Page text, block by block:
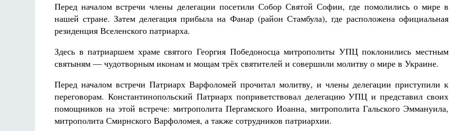
Перед началом встречи члены делегации посетили Собор Святой Софии, где помолились о мире в
нашей стране. Затем делегация прибыла на Фанар (район Стамбула), где расположена официальная
резиденция Вселенского патриарха.
Здесь в патриаршем храме святого Георгия Победоносца митрополиты УПЦ поклонились местным
святыням — чудотворным иконам и мощам трёх святителей и совершили молитву о мире в Украине.
Перед началом встречи Патриарх Варфоломей прочитал молитву, и члены делегации приступили к
переговорам. Константинопольский Патриарх поприветствовал делегацию УПЦ и представил своих
помощников на этой встрече: митрополита Пергамского Иоанна, митрополита Гальского Эммануила,
митрополита Смирнского Варфоломея, а также сотрудников патриархии.